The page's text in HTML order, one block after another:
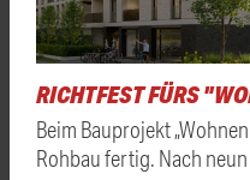
RICHTFEST FÜRS
Beim Bauprojekt
Rohbau fertig. Nach